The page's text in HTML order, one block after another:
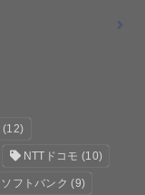
(12)
NTTドコモ (10)
ソフトバンク (9)